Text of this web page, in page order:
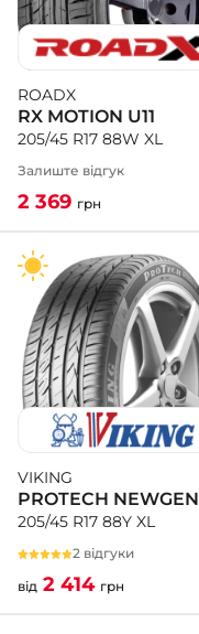
ROADX
RX MOTION U11
205/45 R17 88W XL
Залиште відгук
2 369 грн
VIKING
PROTECH NEWGEN
205/45 R17 88Y XL
2 відгуки
від 2 414 грн